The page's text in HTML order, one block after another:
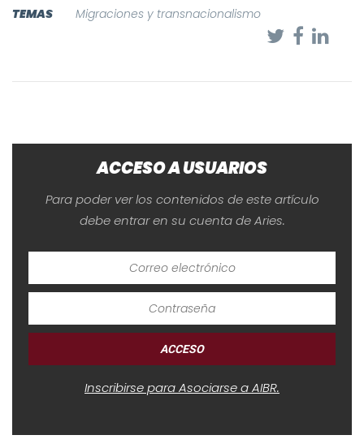
TEMAS Migraciones y transnacionalismo
ACCESO A USUARIOS
Para poder ver los contenidos de este artículo
debe entrar en su cuenta de Aries.
Inscribirse para Asociarse a AIBR.